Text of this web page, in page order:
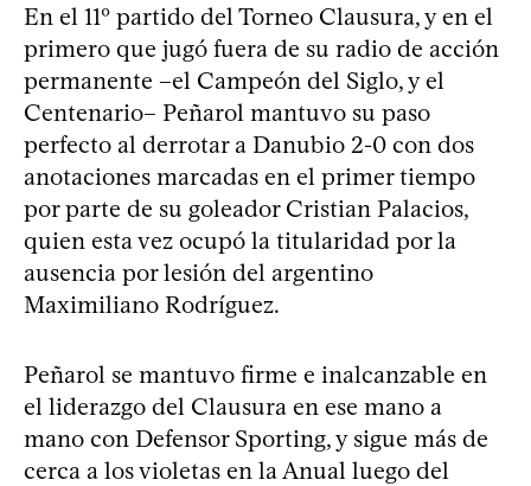
En el 11º partido del Torneo Clausura, y en el
primero que jugó fuera de su radio de acción
permanente –el Campeón del Siglo, y el
Centenario– Peñarol mantuvo su paso
perfecto al derrotar a Danubio 2-0 con dos
anotaciones marcadas en el primer tiempo
por parte de su goleador Cristian Palacios,
quien esta vez ocupó la titularidad por la
ausencia por lesión del argentino
Maximiliano Rodríguez.
Peñarol se mantuvo firme e inalcanzable en
el liderazgo del Clausura en ese mano a
mano con Defensor Sporting, y sigue más de
cerca a los violetas en la Anual luego del